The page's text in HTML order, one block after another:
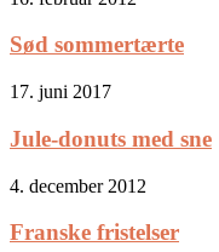
Sød sommertærte
17. juni 2017
Jule-donuts med sne
4. december 2012
Franske fristelser